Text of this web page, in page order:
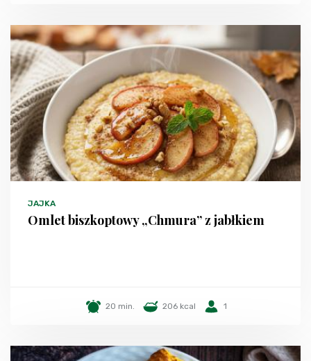
JAJKA
Omlet biszkoptowy „Chmura” z jabłkiem
20 min. 206 kcal 1